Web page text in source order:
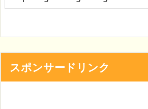
スポンサードリンク